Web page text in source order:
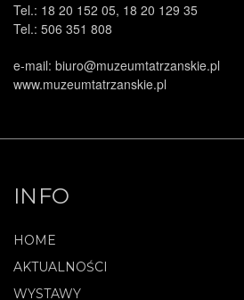
Tel.: 18 20 152 05, 18 20 129 35
Tel.: 506 351 808
e-mail: biuro@muzeumtatrzanskie.pl
www.muzeumtatrzanskie.pl
INFO
HOME
AKTUALNOŚCI
WYSTAWY